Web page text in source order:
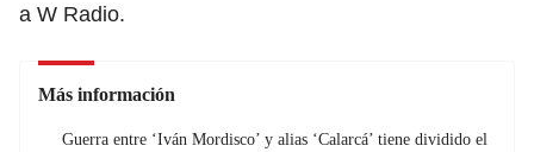
a W Radio.
Más información
Guerra entre ‘Iván Mordisco’ y alias ‘Calarcá’ tiene dividido el